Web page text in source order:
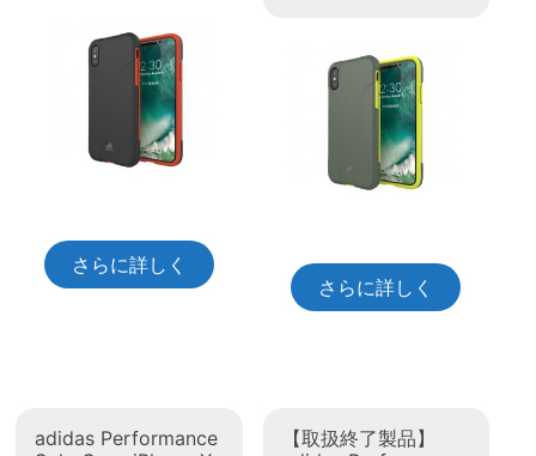
さらに詳しく
さらに詳しく
adidas Performance
【取扱終了製品】